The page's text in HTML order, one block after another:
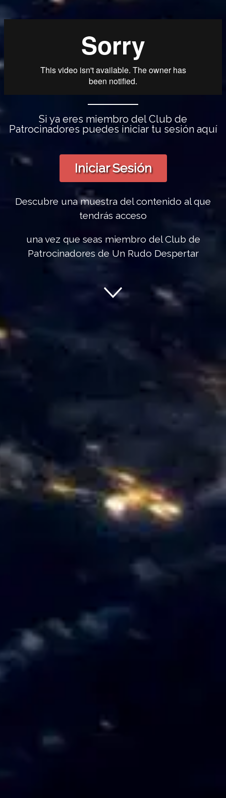
Si ya eres miembro del Club de
Patrocinadores puedes iniciar tu sesión aquí
Iniciar Sesión
Descubre una muestra del contenido al que
tendrás acceso
una vez que seas miembro del Club de
Patrocinadores de Un Rudo Despertar